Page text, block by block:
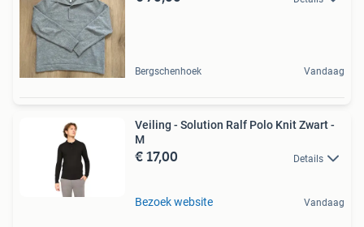
Bergschenhoek Vandaag
Veiling - Solution Ralf Polo Knit Zwart -
M
€ 17,00 Details
Bezoek website Vandaag